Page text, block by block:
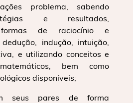
problema, sabendo
e resultados,
formas de raciocínio e
indução, intuição,
e utilizando conceitos e
bem como
disponíveis;
seus pares de forma